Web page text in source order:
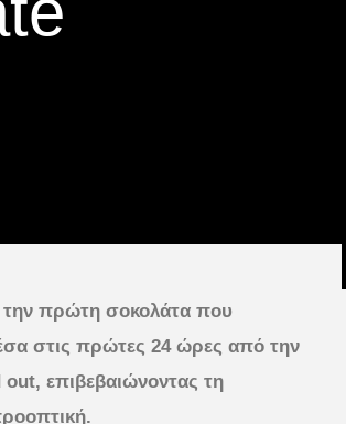
την πρώτη σοκολάτα που
στις πρώτες 24 ώρες από την
επιβεβαιώνοντας τη